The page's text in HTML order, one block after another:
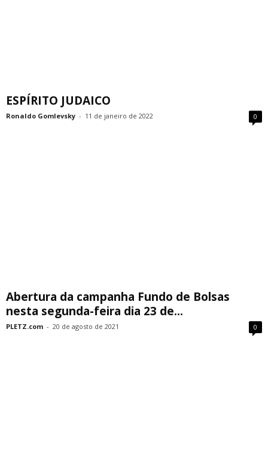
ESPÍRITO JUDAICO
Ronaldo Gomlevsky - 11 de janeiro de 2022 0
Abertura da campanha Fundo de Bolsas
nesta segunda-feira dia 23 de...
PLETZ.com - 20 de agosto de 2021 0